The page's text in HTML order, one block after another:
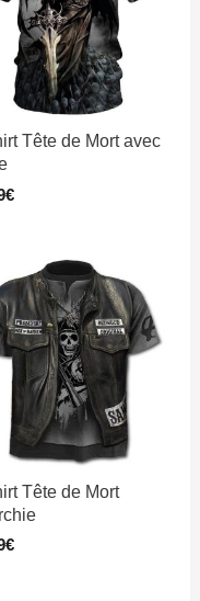
Tête de Mort avec
€
Tête de Mort
€